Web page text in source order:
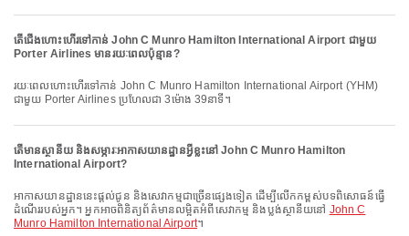
តើជើងហោះហើរទៅកាន់ John C Munro Hamilton International Airport ជាមួយ
Porter Airlines មានរយៈពេលប៉ុន្មាន?
រយៈពេលហោះហើរទៅកាន់ John C Munro Hamilton International Airport (YHM)
ជាមួយ Porter Airlines ប្រហែលជា 3ម៉ោង 39នាទី។
តើមានស្ថានីយ និងសម្ភារៈអាកាសយានដ្ឋានអ្វីខ្លះនៅ John C Munro Hamilton
International Airport?
អាកាសយានដ្ឋាននេះផ្តល់ជូន និងសេវាកម្មជាច្រើនផ្សេងទៀត ដើម្បីលើកកម្ពស់បទពិសោធន៍ធ្វើ
ដំណើររបស់អ្នក។ អ្នកអាចពិនិត្យព័ត៌មានលម្អិតអំពីសេវាកម្ម និងប្លង់ស្ថានីយនៅ John C
Munro Hamilton International Airport។